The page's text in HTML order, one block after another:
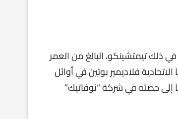
ذلك تيمتشينكو، البالغ من العمر
فلاديمير بوتين في أوائل
الجزء الأكبر منها إلى حصته في شركة “نوفاتيك”